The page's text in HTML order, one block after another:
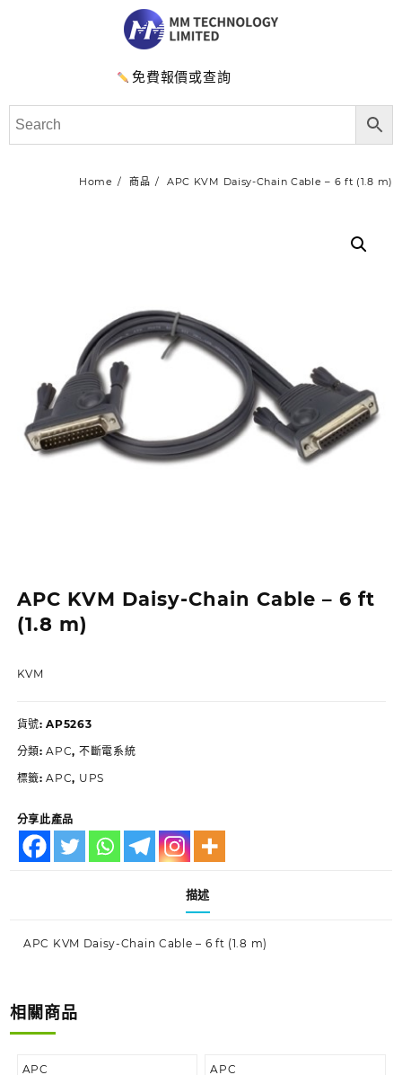
免費報價或查詢
Home 商品 APC KVM Daisy-Chain Cable – 6 ft (1.8 m)
APC KVM Daisy-Chain Cable – 6 ft
(1.8 m)
KVM
貨號:AP5263
分類:APC, 不斷電系統
標籤:APC, UPS
分享此產品
描述
APC KVM Daisy-Chain Cable – 6 ft (1.8 m)
相關商品
APC APC